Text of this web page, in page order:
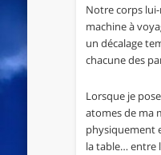
Notre corps
machine à
un décalage
chacune des
Lorsque je
atomes de ma
physiquement
la table… entre